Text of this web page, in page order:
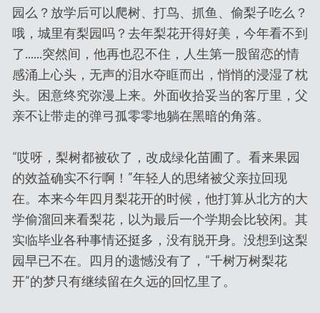
园么？放学后可以爬树、打鸟、抓鱼、偷梨子吃么？
哦，城里有梨园吗？去年梨花开得好美，今年看不到
了……突然间，他再也忍不住，人生第一股留恋的情
感涌上心头，无声的泪水夺眶而出，悄悄的浸湿了枕
头。困意终究弥漫上来。外面收拾妥当的客厅里，父
亲不让带走的弹弓孤零零地躺在黑暗的角落。
“哎呀，梨树都被砍了，改成绿化苗圃了。看来果园
的效益确实不行啊！”年轻人的思绪被父亲拉回现
在。本来今年四月梨花开的时候，他打算从北方的大
学偷溜回来看梨花，以为最后一个学期会比较闲。其
实临毕业各种事情还挺多，没有脱开身。没想到这梨
园早已不在。四月的遗憾没有了，“千树万树梨花
开”的梦只有继续留在久远的回忆里了。